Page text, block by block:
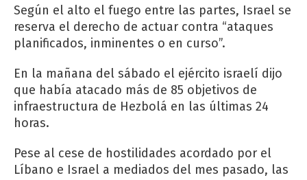
Según el alto el fuego entre las partes, Israel se
reserva el derecho de actuar contra “ataques
planificados, inminentes o en curso”.
En la mañana del sábado el ejército israelí dijo
que había atacado más de 85 objetivos de
infraestructura de Hezbolá en las últimas 24
horas.
Pese al cese de hostilidades acordado por el
Líbano e Israel a mediados del mes pasado, las